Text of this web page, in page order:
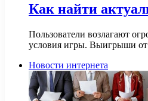
Как найти
Пользователи возлагают
условия игры. Выигрыши
Новости интернета